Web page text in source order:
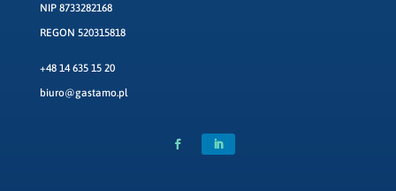
NIP 8733282168
REGON 520315818
+48 14 635 15 20
biuro@gastamo.pl